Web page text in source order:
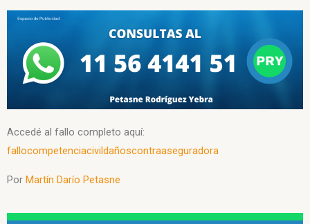
Accedé al fallo completo aquí:
fallocompetenciacivildañoscontraaseguradora
Por Martín Darío Petasne